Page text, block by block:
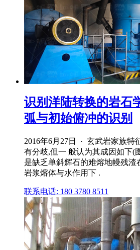
识别洋陆转换的岩
弧与初始俯冲的识别
2016年6月27日 · 玄武岩家族特
有分歧,但一 般认为其成因如下(
是缺乏单斜辉石的难熔地幔残渣
岩浆熔体与水作用下 .
联系电话: 180 3780 8511